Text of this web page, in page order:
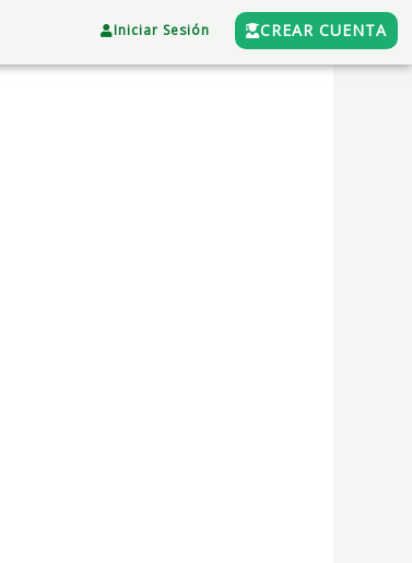
Iniciar Sesión CREAR CUENTA